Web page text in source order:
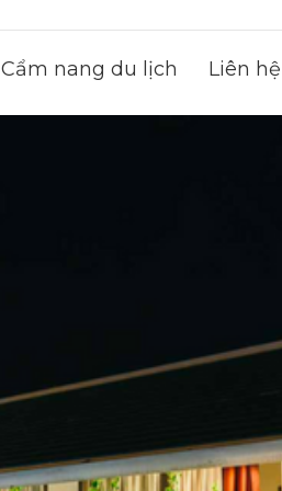
Cẩm nang du lịch Liên hệ